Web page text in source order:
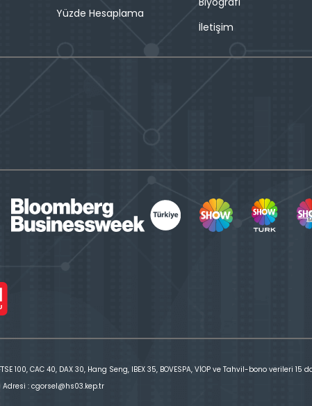
Yüzde Hesaplama
İletişim
CAC 40, DAX 30, Hang Seng, IBEX 35, BOVESPA, VİOP ve Tahvil-bono verileri 15
Adresi : cgorsel@hs03.kep.tr